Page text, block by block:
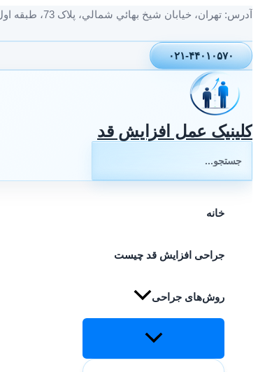
پرش
محتوا
آدرس: تهران، خيابان شيخ بهائي شمالي، پلاک 73، طبقه اول، واحد 2
۰۲۱-۴۴۰۱۰۵۷۰
کلینیک عمل افزایش قد
خانه
جراحی افزایش قد چیست
روش‌های جراحی